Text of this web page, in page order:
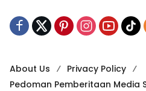
About Us
Privacy Policy
Pedoman Pemberitaan Media